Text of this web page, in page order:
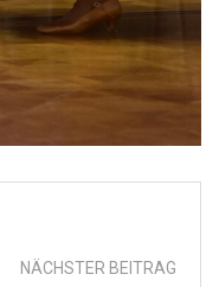
NÄCHSTER BEITRAG